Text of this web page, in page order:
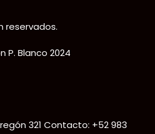
reservados.
P. Blanco 2024
321 Contacto: +52 983